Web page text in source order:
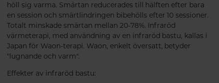
höll sig varma. Smärtan reducerades till hälften efter bara
en session och smärtlindringen bibehölls efter 10 sessioner.
Totalt minskade smärtan mellan 20-78%. Infraröd
värmeterapi, med användning av en infraröd bastu, kallas i
Japan för Waon-terapi. Waon, enkelt översatt, betyder
"lugnande och varm".
Effekter av infraröd bastu: